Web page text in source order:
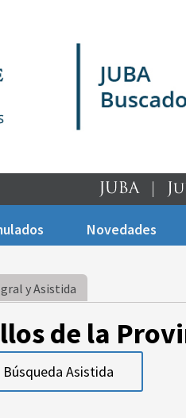
Novedades
y Asistida
de la
Búsqueda Asistida